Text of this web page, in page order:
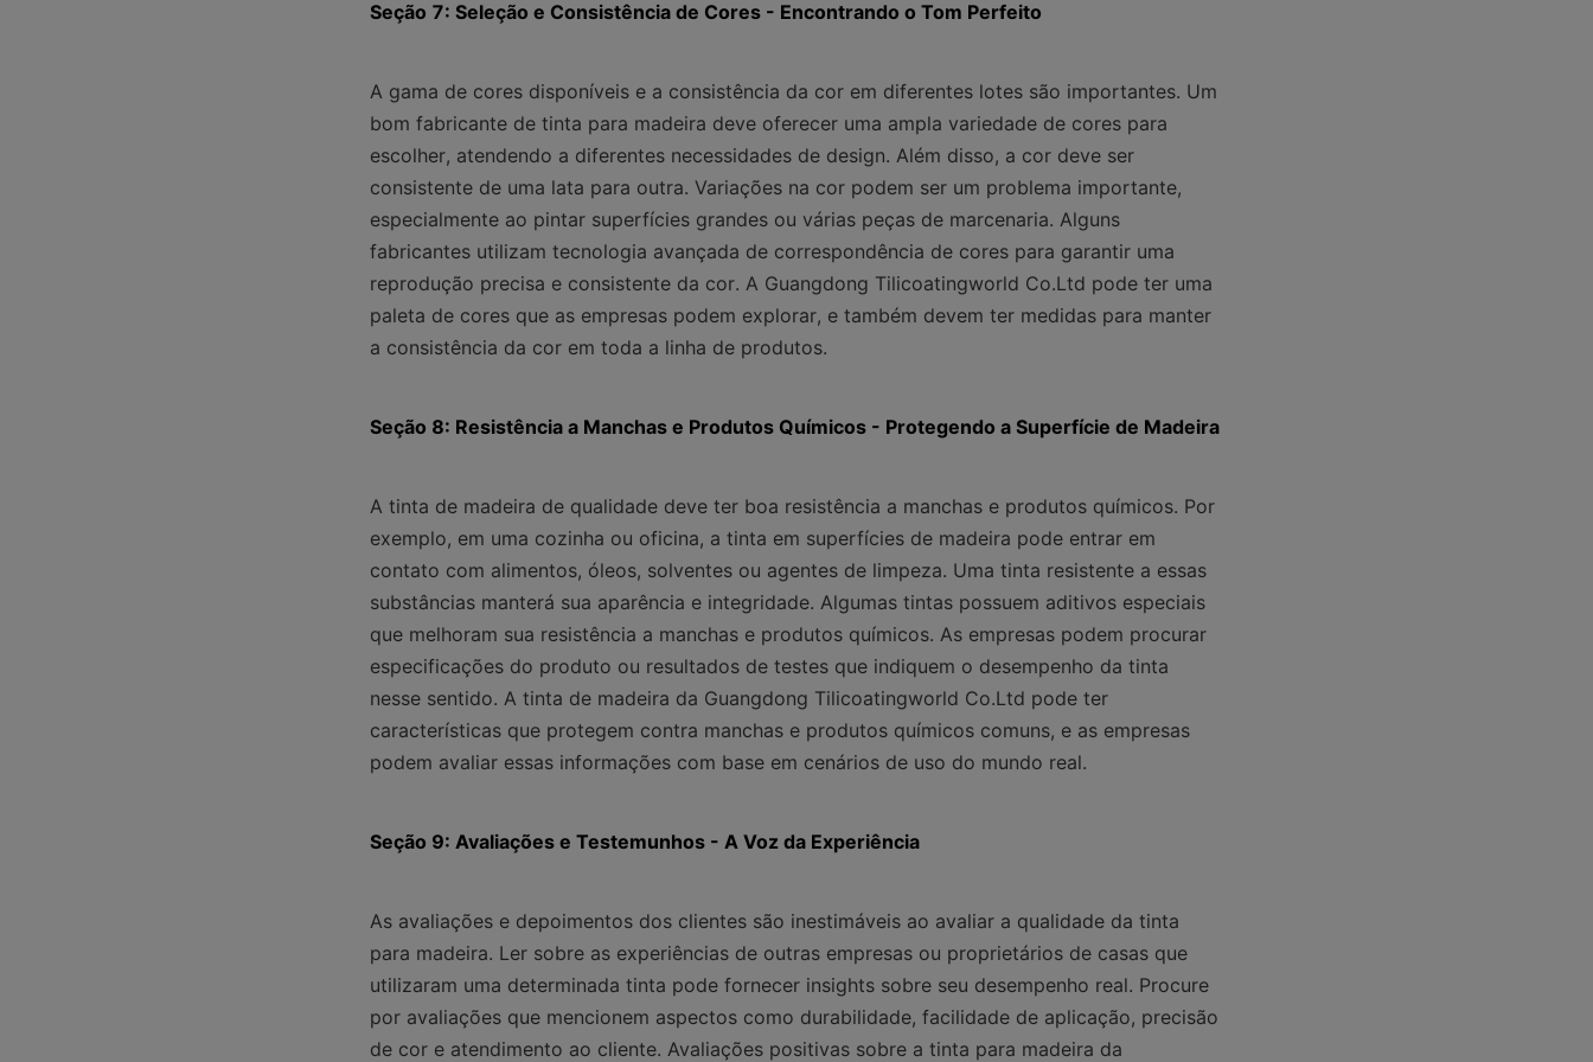
Seção 7: Seleção e Consistência de Cores - Encontrando o Tom Perfeito
A gama de cores disponíveis e a consistência da cor em diferentes lotes são importantes. Um
bom fabricante de tinta para madeira deve oferecer uma ampla variedade de cores para
escolher, atendendo a diferentes necessidades de design. Além disso, a cor deve ser
consistente de uma lata para outra. Variações na cor podem ser um problema importante,
especialmente ao pintar superfícies grandes ou várias peças de marcenaria. Alguns
fabricantes utilizam tecnologia avançada de correspondência de cores para garantir uma
reprodução precisa e consistente da cor. A Guangdong Tilicoatingworld Co.Ltd pode ter uma
paleta de cores que as empresas podem explorar, e também devem ter medidas para manter
a consistência da cor em toda a linha de produtos.
Seção 8: Resistência a Manchas e Produtos Químicos - Protegendo a Superfície de Madeira
A tinta de madeira de qualidade deve ter boa resistência a manchas e produtos químicos. Por
exemplo, em uma cozinha ou oficina, a tinta em superfícies de madeira pode entrar em
contato com alimentos, óleos, solventes ou agentes de limpeza. Uma tinta resistente a essas
substâncias manterá sua aparência e integridade. Algumas tintas possuem aditivos especiais
que melhoram sua resistência a manchas e produtos químicos. As empresas podem procurar
especificações do produto ou resultados de testes que indiquem o desempenho da tinta
nesse sentido. A tinta de madeira da Guangdong Tilicoatingworld Co.Ltd pode ter
características que protegem contra manchas e produtos químicos comuns, e as empresas
podem avaliar essas informações com base em cenários de uso do mundo real.
Seção 9: Avaliações e Testemunhos - A Voz da Experiência
As avaliações e depoimentos dos clientes são inestimáveis ao avaliar a qualidade da tinta
para madeira. Ler sobre as experiências de outras empresas ou proprietários de casas que
utilizaram uma determinada tinta pode fornecer insights sobre seu desempenho real. Procure
por avaliações que mencionem aspectos como durabilidade, facilidade de aplicação, precisão
de cor e atendimento ao cliente. Avaliações positivas sobre a tinta para madeira da
Enviar agora